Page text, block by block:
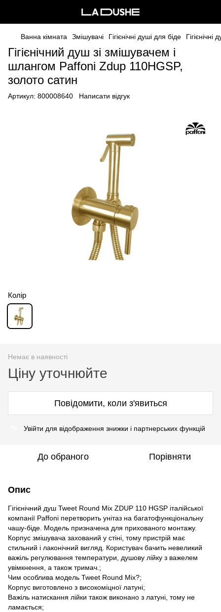
Ванна кімната Змішувачі Гігієнічні душі для біде
Гігієнічний душ зі змішувачем і
шлангом Paffoni Zdup 110HGSP,
золото сатин
Артикул: 800008640 Написати відгук
Колір
Немає в наявності
Ціну уточнюйте
Повідомити, коли з'явиться
Увійти для відображення знижки і партнерських функцій
До обраного Порівняти
Опис
Гігієнічний душ Tweet Round Mix ZDUP 110 HGSP італійської
компанії Paffoni перетворить унітаз на багатофункціональну
чашу-біде. Модель призначена для прихованого монтажу.
Корпус змішувача захований у стіні, тому пристрій має
стильний і лаконічний вигляд. Користувач бачить невеликий
важіль регулювання температури, душову лійку з важелем
увімкнення, а також тримач.;
Чим особлива модель Tweet Round Mix?;
Корпус виготовлено з високоміцної латуні;
Важіль натискання лійки також виконано з латуні, тому не
ламається;